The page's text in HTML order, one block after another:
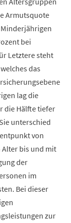
Armutsquote
bei
Letztere steht
das
lag die
die Hälfte tiefer
unterschied
von
Alter bis und mit
der
im
Bei dieser
zur